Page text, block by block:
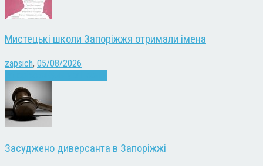
Мистецькі школи Запоріжжя отримали імена
zapsich, 05/08/2026
Засуджено диверсанта в Запоріжжі